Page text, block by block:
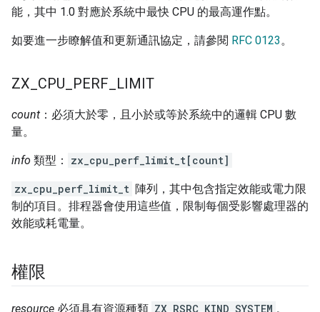
能，其中 1.0 對應於系統中最快 CPU 的最高運作點。
如要進一步瞭解值和更新通訊協定，請參閱 RFC 0123。
ZX CPU PERF LIMIT
count ：必須大於零，且小於或等於系統中的邏輯 CPU 數
量。
info 類型： zx_cpu_perf_limit_t[count]
zx_cpu_perf_limit_t 陣列，其中包含指定效能或電力限
制的項目。排程器會使用這些值，限制每個受影響處理器的
效能或耗電量。
權限
resource 必須具有資源種類 ZX_RSRC_KIND_SYSTEM 。